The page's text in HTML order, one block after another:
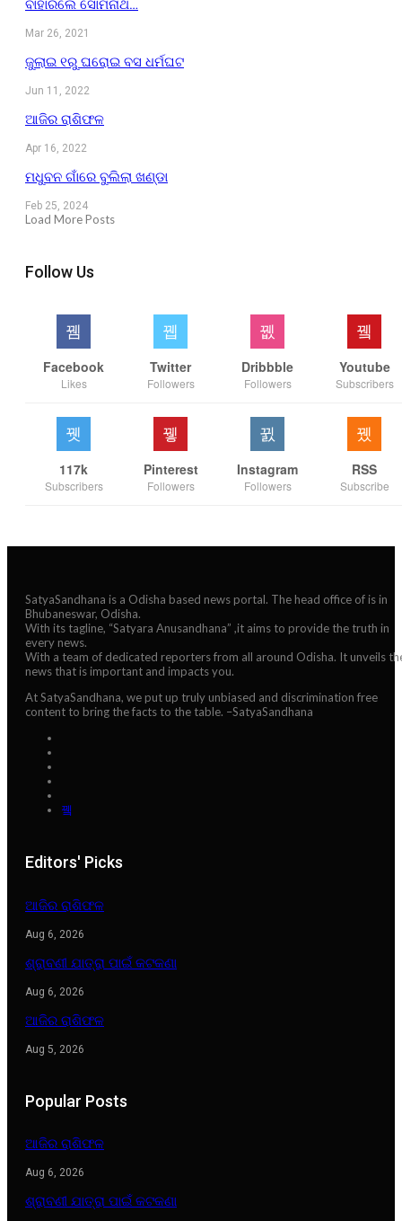
ବାହାରିଲେ ସୋମନାଥ…
Mar 26, 2021
ଜୁଲାଇ ୧ରୁ ଘରୋଇ ବସ ଧର୍ମଘଟ
Jun 11, 2022
ଆଜିର ରାଶିଫଳ
Apr 16, 2022
ମଧୁବନ ଗାଁରେ ବୁଲିଲା ଖଣ୍ଡା
Feb 25, 2024
Load More Posts
Follow Us
Facebook
Likes
Twitter
Followers
Dribbble
Followers
Youtube
Subscribers
117k
Subscribers
Pinterest
Followers
Instagram
Followers
RSS
Subscribe
SatyaSandhana is a Odisha based news portal. The head office of is in
Bhubaneswar, Odisha.
With its tagline, “Satyara Anusandhana” ,it aims to provide the truth in
every news.
With a team of dedicated reporters from all around Odisha. It unveils
news that is important and impacts you.
At SatyaSandhana, we put up truly unbiased and discrimination free
content to bring the facts to the table. –SatyaSandhana
Editors' Picks
ଆଜିର ରାଶିଫଳ
Aug 6, 2026
ଶ୍ରାବଣୀ ଯାତ୍ରା ପାଇଁ କଟକଣା
Aug 6, 2026
ଆଜିର ରାଶିଫଳ
Aug 5, 2026
Popular Posts
ଆଜିର ରାଶିଫଳ
Aug 6, 2026
ଶ୍ରାବଣୀ ଯାତ୍ରା ପାଇଁ କଟକଣା